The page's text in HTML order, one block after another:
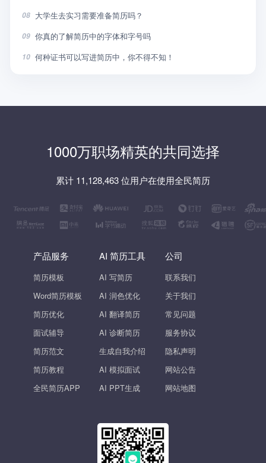
08 大学生去实习需要准备简历吗？
09 你真的了解简历中的字体和字号吗
10 何种证书可以写进简历中，你不得不知！
1000万职场精英的共同选择
累计 11,128,463 位用户在使用全民简历
产品服务
简历模板
Word简历模板
简历优化
面试辅导
简历范文
简历教程
全民简历APP
AI 简历工具
AI 写简历
AI 润色优化
AI 翻译简历
AI 诊断简历
生成自我介绍
AI 模拟面试
AI PPT生成
公司
联系我们
关于我们
常见问题
服务协议
隐私声明
网站公告
网站地图